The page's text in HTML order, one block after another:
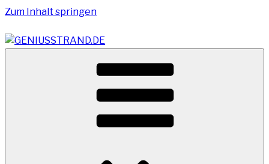
Zum Inhalt springen
GENIUSSTRAND.DE
Vom Geniusstrand zum JadeWeserPort/Container
Terminal Wilhelmshaven